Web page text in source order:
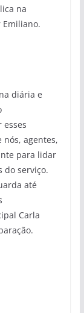
na
diária e
esses
agentes,
para lidar
do serviço.
até
Carla